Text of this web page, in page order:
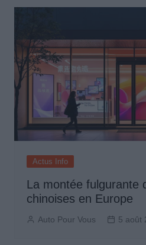
Actus Info
La montée fulgurante
chinoises en Europe
Auto Pour Vous 5 août